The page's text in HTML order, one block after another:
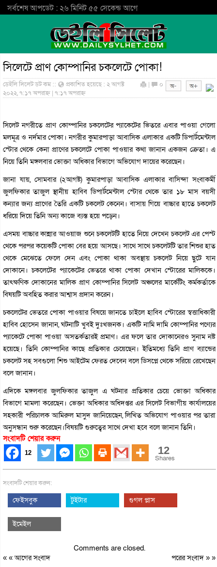
সর্বশেষ আপডেট : ২৬ মিনিট ৫৫ সেকেন্ড আগে
সিলেটে প্রাণ কোম্পানির চকলেটে পোকা!
ডেইলি সিলেট ডট কম ::
প্রকাশিত হয়েছে : ২ আগষ্ট
২০২২, ৭:১৭ অপরাহ্ন | ৭:১৭ অপরাহ্ন
| ০
সিলেট নগরীতে প্রাণ কোম্পানির চকলেটের প্যাকেটের ভিতরে এবার পাওয়া গেলো
মলমূত্র ও নর্দমার পোকা। নগরীর কুমারপাড়া আবাসিক এলাকার একটি ডিপার্টমেন্টাল
স্টোর থেকে কেনা প্রাণের চকলেটে পোকা পাওয়ার কথা জানান একজন ক্রেতা। এ
নিয়ে তিনি মঙ্গলবার ভোক্তা অধিকার বিভাগে অভিযোগ দায়ের করেছেন।
জানা যায়, সোমবার (২আগষ্ট) কুমারপাড়া আবাসিক এলাকার বাসিন্দা সংবাকর্মী
জুলফিকার তাজুল স্থানীয় হাবিব ডিপার্টমেন্টাল স্টোর থেকে তার ১৮ মাস বয়সী
কন্যার জন্য প্রাণের তৈরি একটি চকলেট কেনেন। বাসায় গিয়ে বাচ্চার হাতে চকলেট
ধরিয়ে দিয়ে তিনি অন্য কাজে ব্যস্ত হয়ে পড়েন।
এসময় বাচ্চার কান্নার আওয়াজ শুনে চকলেটটি হাতে নিয়ে দেখেন চকলেট এর পেস্ট
থেকে পরপর কয়েকটি পোকা বের হয়ে আসছে। সাথে সাথে চকলেটটি তার শিশুর হাত
থেকে মেঝেতে ফেলে দেন এবং পোকা থাকা অবস্থায় চকলেট নিয়ে ছুটে যান
দোকানে। চকলেটের প্যাকেটের ভেতরে থাকা পোকা দেখান স্টোরের মালিককে।
তাৎক্ষণিক দোকানের মালিক প্রাণ কোম্পানির সিলেট অঞ্চলের মার্কেটিং কর্মকর্তাকে
বিষয়টি অবহিত করার আশ্বাস প্রদান করেন।
চকলেটের ভেতরে পোকা পাওয়ার বিষয়ে জানতে চাইলে হাবিব স্টোরের স্বত্তাধিকারী
হাবিব হোসেন জানান, ঘটনাটি খুবই দুঃখজনক। একটি নামি দামি কোম্পানির পণ্যের
প্যাকেটে পোকা পাওয়া অসতর্কতারই প্রমাণ। এর ফলে তার দোকানেরও সুনাম নষ্ট
হয়েছে। তিনি কোম্পানির কাছে প্রতিকার চেয়েছেন। ইতিমধ্যে তিনি প্রাণ ব্যান্ডের
চকলেট সহ সবগুলো শিশু আইটেম ফেরত দেবেন বলে ডিসপ্লে থেকে সরিয়ে রেখেছেন
বলে জানান।
এদিকে মঙ্গলবার জুলফিকার তাজুল এ ঘটনার প্রতিকার চেয়ে ভোক্তা অধিকার
বিভাগে মামলা করেছেন। ভেক্তা অধিকার অধিদপ্তর এর সিলেট বিভাগীয় কার্যালয়ের
সহকারী পরিচালক আমিরুল মাসুদ জানিয়েছেন, লিখিত অভিযোগ পাওয়ার পর তারা
অনুসন্ধান শুরু করেছেন।বিষয়টি গুরুত্বের সাথে দেখা হবে বলে জানান তিনি।
সংবাদটি শেয়ার করুন
12 12
Shares
সংবাদটি শেয়ার করুন:
ফেইসবুক টুইটার গুগল প্লাস
ইমেইল
Comments are closed.
« «আগের সংবাদ পরের সংবাদ» »